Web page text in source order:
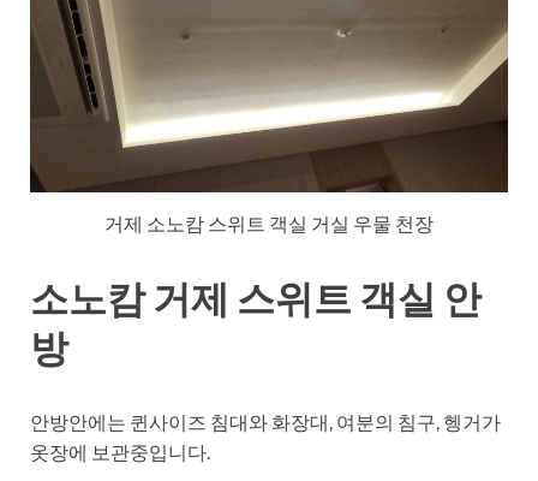
거제 소노캄 스위트 객실 거실 우물 천장
소노캄 거제 스위트 객실 안
방
안방안에는 퀸사이즈 침대와 화장대, 여분의 침구, 헹거가
옷장에 보관중입니다.